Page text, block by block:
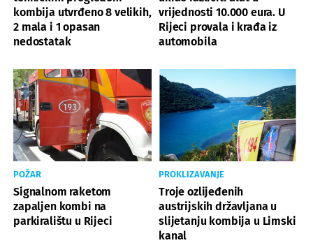
kombija utvrđeno 8 velikih,
2 mala i 1 opasan
nedostatak
vrijednosti 10.000 eura. U
Rijeci provala i krađa iz
automobila
POŽAR
Signalnom raketom
zapaljen kombi na
parkiralištu u Rijeci
PROKLIZAVANJE
Troje ozlijeđenih
austrijskih državljana u
slijetanju kombija u Limski
kanal